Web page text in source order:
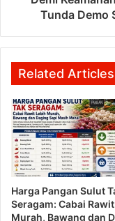
Tunda Demo
Related Articles
Harga Pangan Sulut
Seragam: Cabai
Murah, Bawang dan